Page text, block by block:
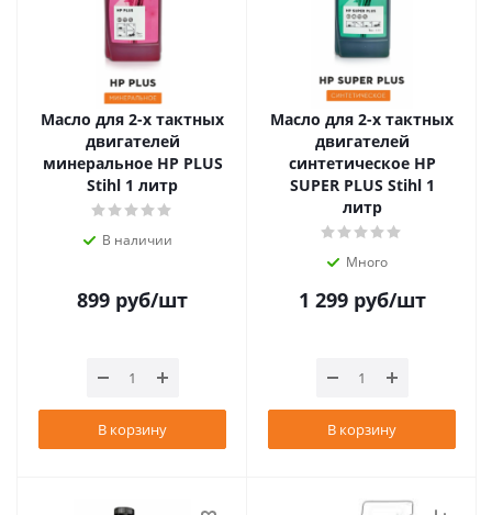
Масло для 2-х тактных
двигателей
минеральное HP PLUS
Stihl 1 литр
В наличии
899 руб/шт
В корзину
Масло для 2-х тактных
двигателей
синтетическое HP
SUPER PLUS Stihl 1
литр
Много
1 299руб/шт
В корзину